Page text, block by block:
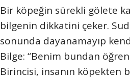
Bir köpeğin sürekli gölete
bilgenin dikkatini çeker.
sonunda dayanamayıp
Bilge: “Benim bundan
Birincisi, insanın köpekten